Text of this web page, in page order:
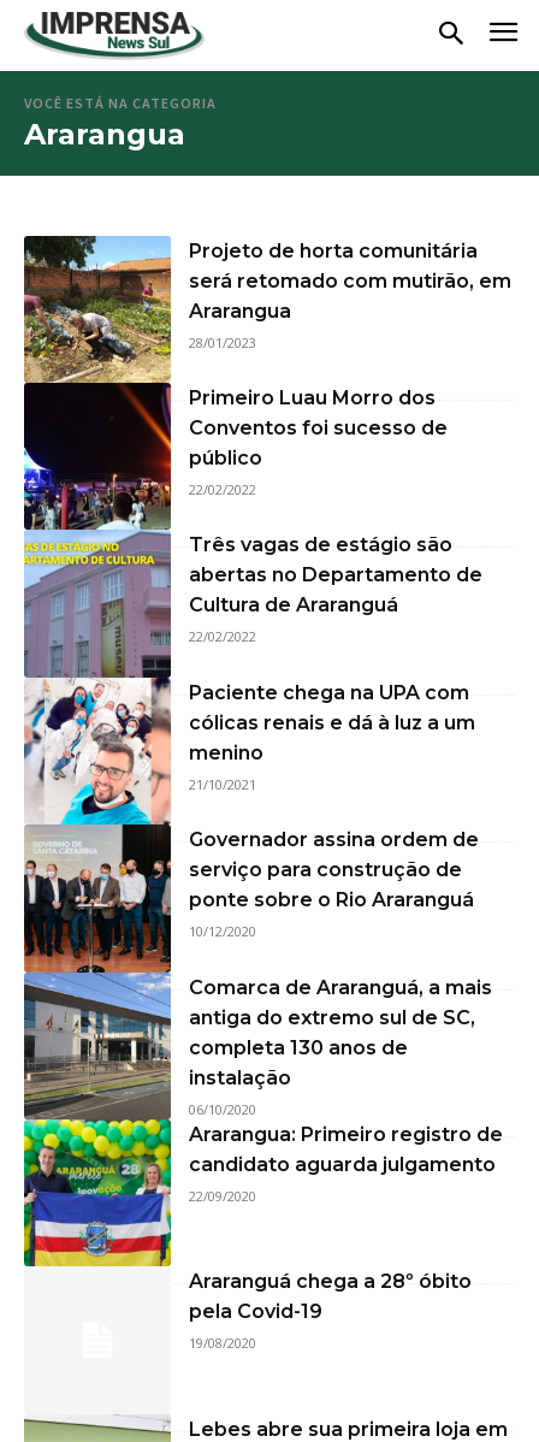
VOCÊ ESTÁ NA CATEGORIA
Ararangua
Projeto de horta comunitária
será retomado com mutirão, em
Ararangua
28/01/2023
Primeiro Luau Morro dos
Conventos foi sucesso de
público
22/02/2022
Três vagas de estágio são
abertas no Departamento de
Cultura de Araranguá
22/02/2022
Paciente chega na UPA com
cólicas renais e dá à luz a um
menino
21/10/2021
Governador assina ordem de
serviço para construção de
ponte sobre o Rio Araranguá
10/12/2020
Comarca de Araranguá, a mais
antiga do extremo sul de SC,
completa 130 anos de
instalação
06/10/2020
Ararangua: Primeiro registro de
candidato aguarda julgamento
22/09/2020
Araranguá chega a 28º óbito
pela Covid-19
19/08/2020
Lebes abre sua primeira loja em